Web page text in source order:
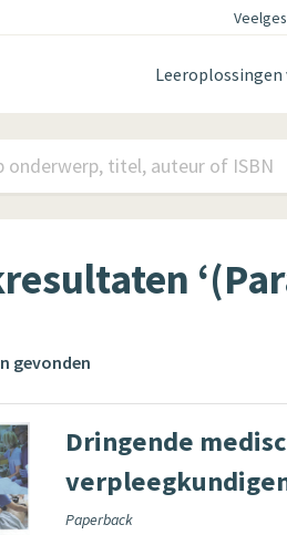
Leeroplossingen
gevonden
Dringende
Paperback